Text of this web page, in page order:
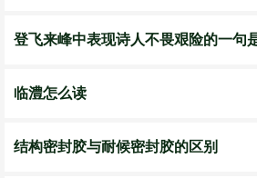
登飞来峰中表现诗人不畏艰险的一句
临澧怎么读
结构密封胶与耐候密封胶的区别